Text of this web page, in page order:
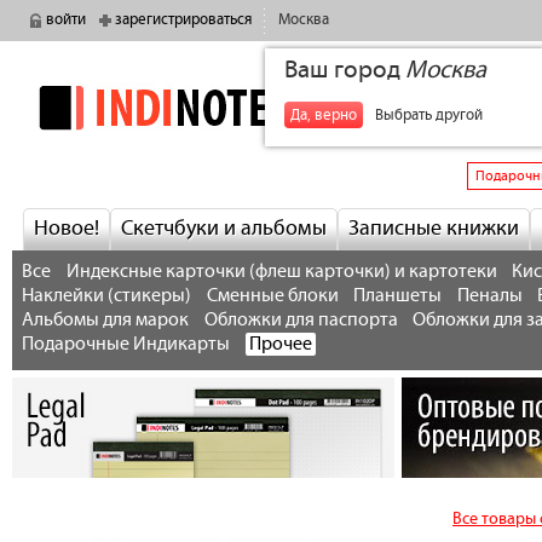
войти зарегистрироваться Москва
Ваш город Москва
Да, верно Выбрать другой
indinotes
Новое! Скетчбуки и альбомы Записные книжки
Все Индексные карточки (флеш карточки) и картотеки
Наклейки (стикеры)
Сменные блоки Планшеты Пеналы
Альбомы для марок
Обложки для паспорта
Обложки для
Подарочные Индикарты
Прочее
Все